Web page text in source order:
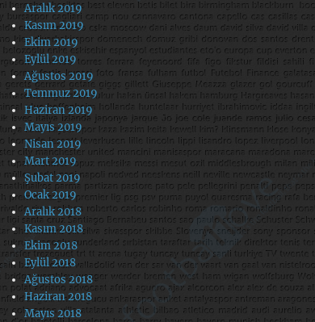
Aralık 2019
Kasım 2019
Ekim 2019
Eylül 2019
Ağustos 2019
Temmuz 2019
Haziran 2019
Mayıs 2019
Nisan 2019
Mart 2019
Şubat 2019
Ocak 2019
Aralık 2018
Kasım 2018
Ekim 2018
Eylül 2018
Ağustos 2018
Haziran 2018
Mayıs 2018